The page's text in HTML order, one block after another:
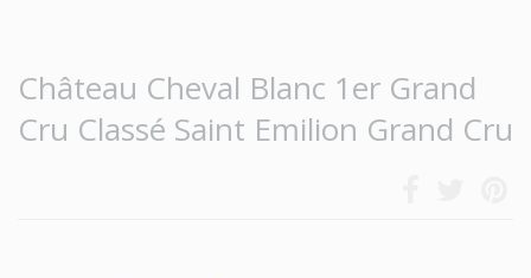
Château Cheval Blanc 1er Grand
Cru Classé Saint Emilion Grand Cru